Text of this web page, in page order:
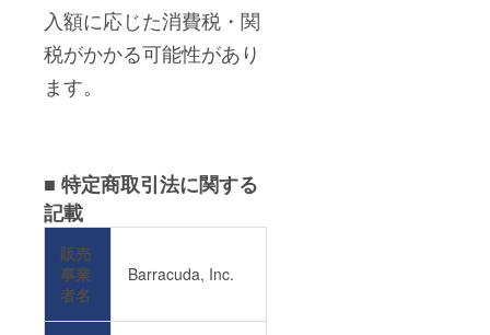
入額に応じた消費税・関
税がかかる可能性があり
ます。
■ 特定商取引法に関する
記載
販売
事業
者名
Barracuda, Inc.